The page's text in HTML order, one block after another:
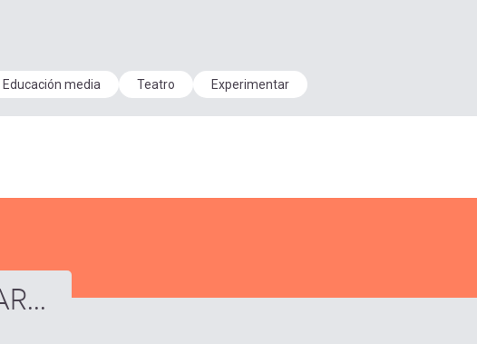
Educación media Teatro Experimentar